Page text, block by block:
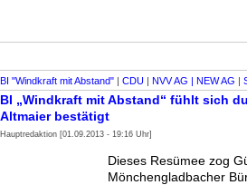
BI "Windkraft mit Abstand" | CDU | NVV AG | NEW AG |
BI „Windkraft mit Abstand“ fühlt sich
Altmaier bestätigt
Hauptredaktion [01.09.2013 - 19:16 Uhr]
Dieses Resümee zog
Mönchengladbacher